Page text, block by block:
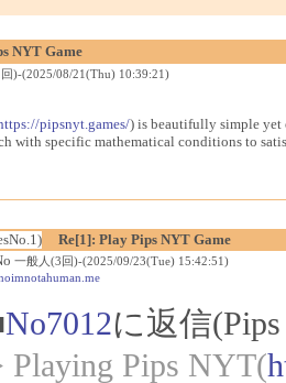
NYT Game
)-(2025/08/21(Thu) 10:39:21)
pipsnyt.games/) is beautifully simple yet
with specific mathematical conditions to
Re[1]: Play Pips NYT Game
一般人(3回)-(2025/09/23(Tue) 15:42:51)
No7012に返信
Playing Pips NYT(